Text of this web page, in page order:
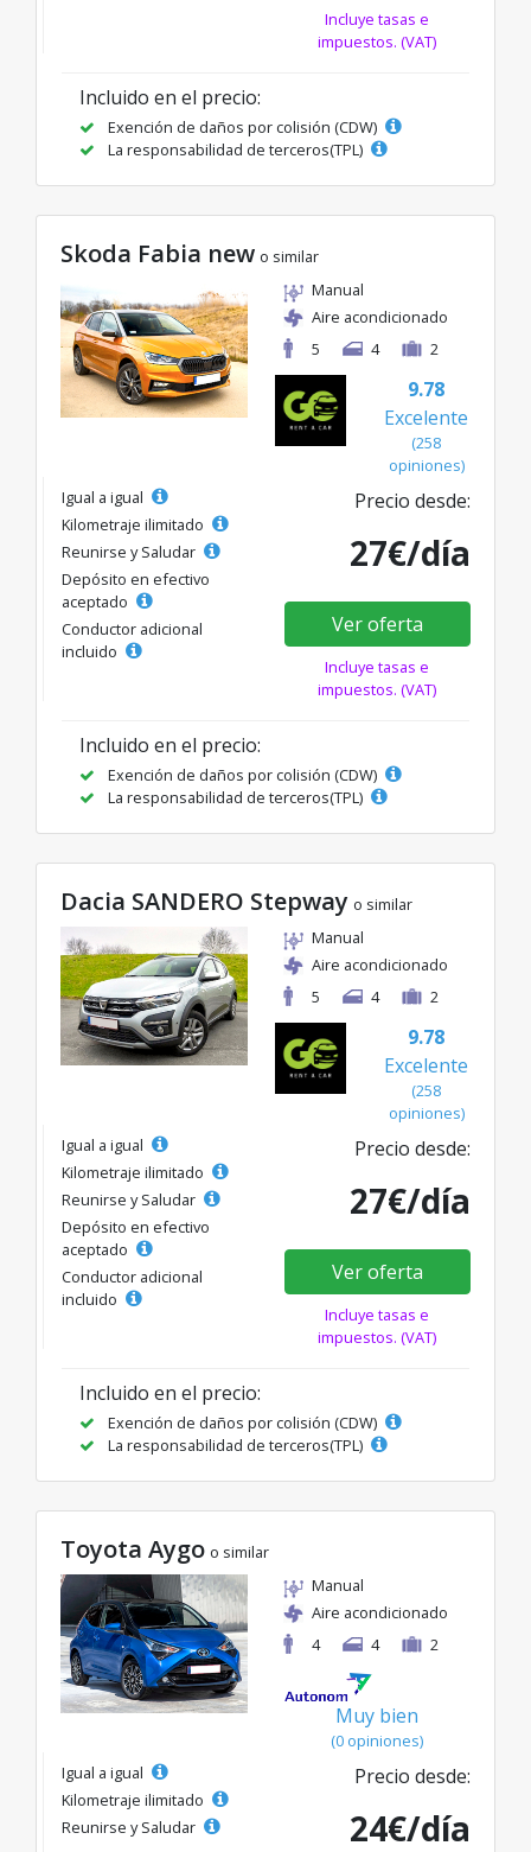
Incluye tasas e
impuestos. (VAT)
Incluido en el precio:
Exención de daños por colisión (CDW)
La responsabilidad de terceros(TPL)
Skoda Fabia new o similar
Manual
Aire acondicionado
5
4 2
9.78
Excelente
(258
opiniones)
Igual a igual
Kilometraje ilimitado
Reunirse y Saludar
Depósito en efectivo
aceptado
Conductor adicional
incluido
Precio desde:
27€/día
Ver oferta
Incluye tasas e
impuestos. (VAT)
Incluido en el precio:
Exención de daños por colisión (CDW)
La responsabilidad de terceros(TPL)
Dacia SANDERO Stepway o similar
Manual
Aire acondicionado
5
4 2
9.78
Excelente
(258
opiniones)
Igual a igual
Kilometraje ilimitado
Reunirse y Saludar
Depósito en efectivo
aceptado
Conductor adicional
incluido
Precio desde:
27€/día
Ver oferta
Incluye tasas e
impuestos. (VAT)
Incluido en el precio:
Exención de daños por colisión (CDW)
La responsabilidad de terceros(TPL)
Toyota Aygo o similar
Manual
Aire acondicionado
4
4 2
Muy bien
(0 opiniones)
Igual a igual
Kilometraje ilimitado
Reunirse y Saludar
Precio desde:
24€/día